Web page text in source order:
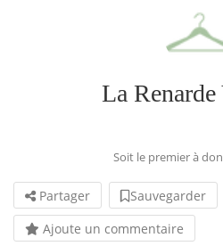
La
Soit le premier à
Partager
Sauvegarder
Ajoute un commentaire